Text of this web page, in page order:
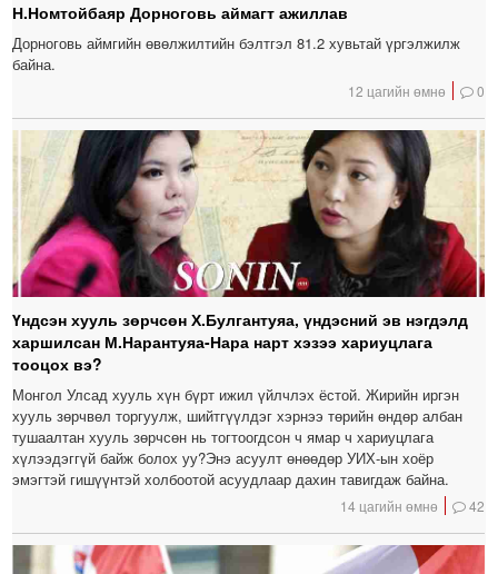
Н.Номтойбаяр Дорноговь аймагт ажиллав
Дорноговь аймгийн өвөлжилтийн бэлтгэл 81.2 хувьтай үргэлжилж
байна.
12 цагийн өмнө 0
Үндсэн хууль зөрчсөн Х.Булгантуяа, үндэсний эв нэгдэлд
харшилсан М.Нарантуяа-Нара нарт хэзээ хариуцлага
тооцох вэ?
Монгол Улсад хууль хүн бүрт ижил үйлчлэх ёстой. Жирийн иргэн
хууль зөрчвөл торгуулж, шийтгүүлдэг хэрнээ төрийн өндөр албан
тушаалтан хууль зөрчсөн нь тогтоогдсон ч ямар ч хариуцлага
хүлээдэггүй байж болох уу?Энэ асуулт өнөөдөр УИХ-ын хоёр
эмэгтэй гишүүнтэй холбоотой асуудлаар дахин тавигдаж байна.
14 цагийн өмнө 42